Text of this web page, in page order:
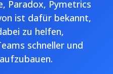
Paradox, Pymetrics
ist dafür bekannt,
zu helfen,
schneller und